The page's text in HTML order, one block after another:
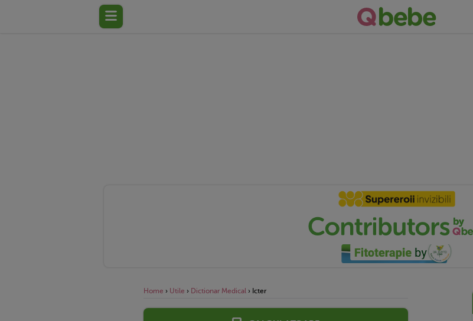
Home › Utile › Dictionar Medical › Icter